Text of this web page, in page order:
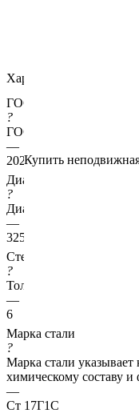
Купить
Характеристики
ГОСТ несущей трубы
?
ГОСТ основной трубы
—
20295
Диаметр трубы, мм
?
Диаметр основной трубы
—
325
Стенка трубы, мм
?
Толщина стенки
—
6
Марка стали
?
Марка стали
химическому составу
—
Ст 17Г1С